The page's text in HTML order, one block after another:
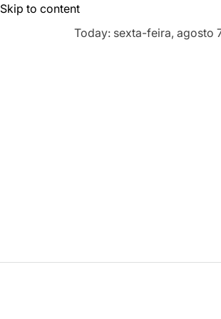
Skip to content
Today: sexta-feira, agosto